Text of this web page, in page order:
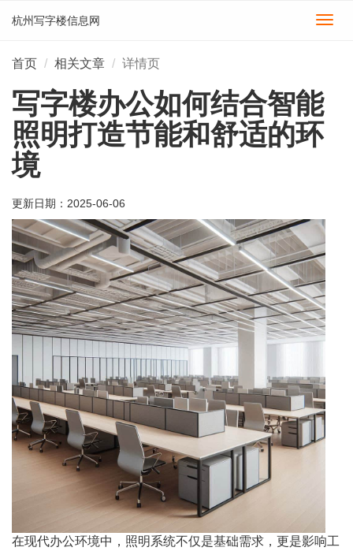
切
杭州写字楼信息网
首页 相关文章 详情页
写字楼办公如何结合智能
照明打造节能和舒适的环
境
更新日期： 2025-06-06
在现代办公环境中，照明系统不仅是基础需求，更是影响工